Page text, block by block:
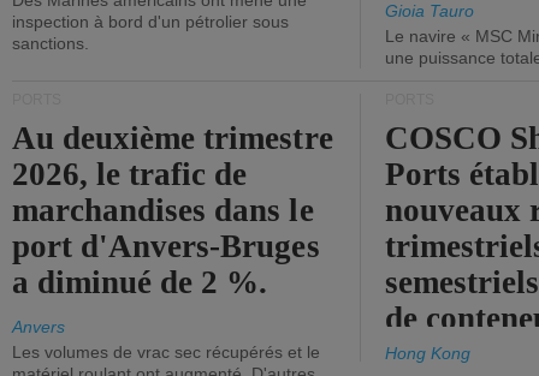
inspection à bord d'un pétrolier sous
sanctions.
Gioia Tauro
Le navire « MSC
une puissance
Au deuxième trimestre
2026, le trafic de
marchandises dans le
port d'Anvers-Bruges
a diminué de 2 %.
Anvers
Les volumes de vrac sec récupérés et le
COSCO
Ports
nouveaux
de
Hong Kong